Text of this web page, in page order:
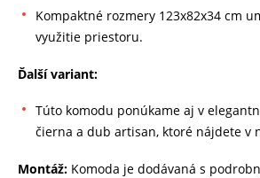
Kompaktné rozmery 123x82x34 cm
využitie priestoru.
Ďalší variant:
Túto komodu ponúkame aj v
čierna a dub artisan, ktoré nájdete v
Montáž: Komoda je dodávaná s